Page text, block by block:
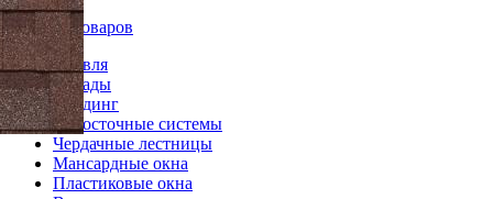
Каталог товаров
Кровля
Фасады
Сайдинг
Водосточные системы
Чердачные лестницы
Мансардные окна
Пластиковые окна